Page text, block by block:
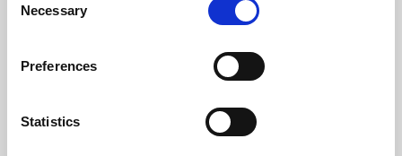
Selection
Necessary
Preferences
Statistics
81,1 % 2,8 kg/h